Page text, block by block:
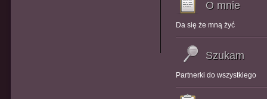
O mnie
Da się że mną żyć
Szukam
Partnerki do wszystkiego